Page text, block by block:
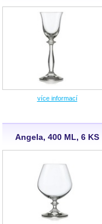
více informací
Angela, 400 ML, 6 KS